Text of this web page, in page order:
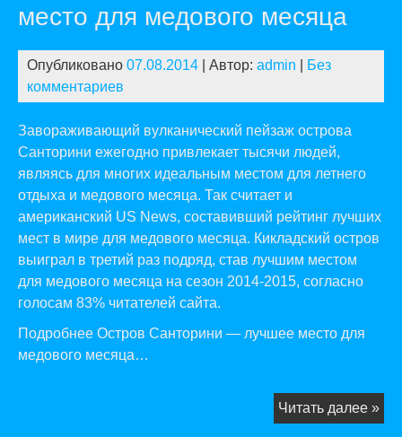
место для медового месяца
Опубликовано 07.08.2014 | Автор: admin
Без
комментариев
Завораживающий вулканический пейзаж острова
Санторини ежегодно привлекает тысячи людей,
являясь для многих идеальным местом для летнего
отдыха и медового месяца. Так считает и
американский US News, составивший рейтинг лучших
мест в мире для медового месяца. Кикладский остров
выиграл в третий раз подряд, став лучшим местом
для медового месяца на сезон 2014-2015, согласно
голосам 83% читателей сайта.
Подробнее Остров Санторини — лучшее место для
медового месяца…
Читать далее »